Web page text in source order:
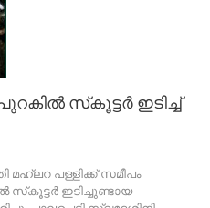
സ്‌കൂട്ടർ ഇടിച്ച്
മഹ്ലറ പള്ളിക്ക് സമീപം
സ്‌കൂട്ടർ ഇടിച്ചുണ്ടായ